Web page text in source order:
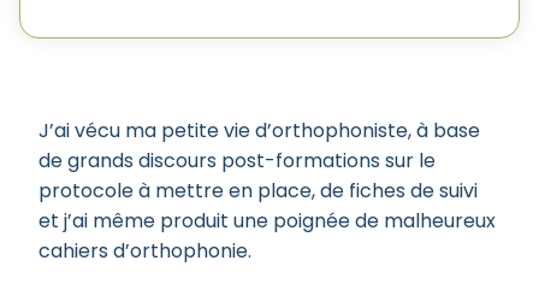
J’ai vécu ma petite vie d’orthophoniste, à base
de grands discours post-formations sur le
protocole à mettre en place, de fiches de suivi
et j’ai même produit une poignée de malheureux
cahiers d’orthophonie.